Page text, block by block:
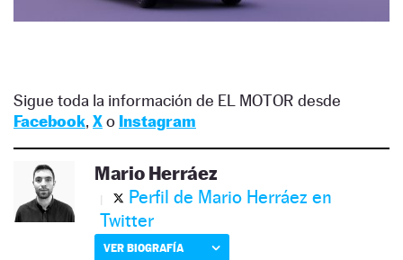
Sigue toda la información de EL MOTOR desde
Facebook, Xo Instagram
Mario Herráez
Perfil de Mario Herráez en
Twitter
VER BIOGRAFÍA